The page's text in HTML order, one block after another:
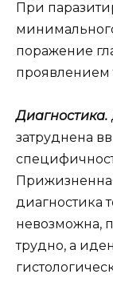
При
поражение
проявлением
Диагностика.
затруднена
диагностика
невозможна,
трудно, а